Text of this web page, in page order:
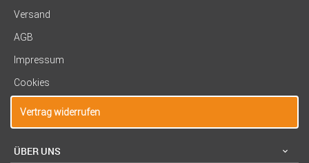
Versand
AGB
Impressum
Cookies
Vertrag widerrufen
ÜBER UNS